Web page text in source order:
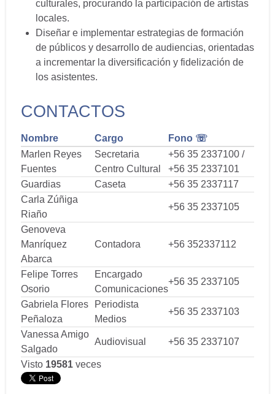
culturales, procurando la participación de artistas
locales.
Diseñar e implementar estrategias de formación
de públicos y desarrollo de audiencias, orientadas
a incrementar la diversificación y fidelización de
los asistentes.
CONTACTOS
Nombre Cargo
Fono ☏
Marlen Reyes
Fuentes
Secretaria
Centro Cultural
+56 35 2337100 /
+56 35 2337101
Guardias
Caseta
+56 35 2337117
Carla Zúñiga
Riaño
+56 35 2337105
Genoveva
Manríquez
Abarca
Contadora +56 352337112
Felipe Torres
Osorio
Encargado
Comunicaciones
+56 35 2337105
Gabriela Flores
Peñaloza
Periodista
Medios
+56 35 2337103
Vanessa Amigo
Salgado
Audiovisual +56 35 2337107
Visto 19581 veces